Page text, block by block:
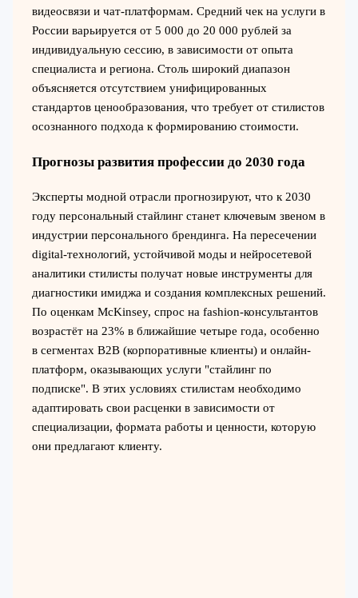
видеосвязи и чат-платформам. Средний чек на услуги в
России варьируется от 5 000 до 20 000 рублей за
индивидуальную сессию, в зависимости от опыта
специалиста и региона. Столь широкий диапазон
объясняется отсутствием унифицированных
стандартов ценообразования, что требует от стилистов
осознанного подхода к формированию стоимости.
Прогнозы развития профессии до 2030 года
Эксперты модной отрасли прогнозируют, что к 2030
году персональный стайлинг станет ключевым звеном в
индустрии персонального брендинга. На пересечении
digital-технологий, устойчивой моды и нейросетевой
аналитики стилисты получат новые инструменты для
диагностики имиджа и создания комплексных решений.
По оценкам McKinsey, спрос на fashion-консультантов
возрастёт на 23% в ближайшие четыре года, особенно
в сегментах B2B (корпоративные клиенты) и онлайн-
платформ, оказывающих услуги "стайлинг по
подписке". В этих условиях стилистам необходимо
адаптировать свои расценки в зависимости от
специализации, формата работы и ценности, которую
они предлагают клиенту.